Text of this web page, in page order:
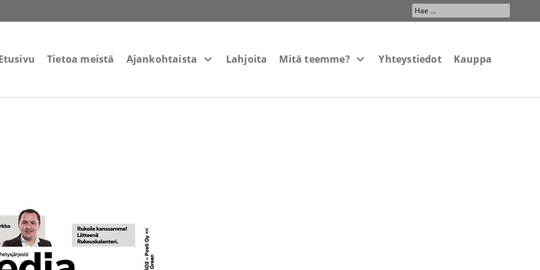
Search
...
Tietoa meistä Ajankohtaista Lahjoita Mitä teemme? Yhteystiedot Kauppa